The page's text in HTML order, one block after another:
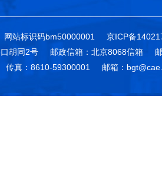
网站标识码bm50000001
京ICP备
胡同2号
邮政信箱：北京8068信箱
传真：8610-59300001 邮箱：